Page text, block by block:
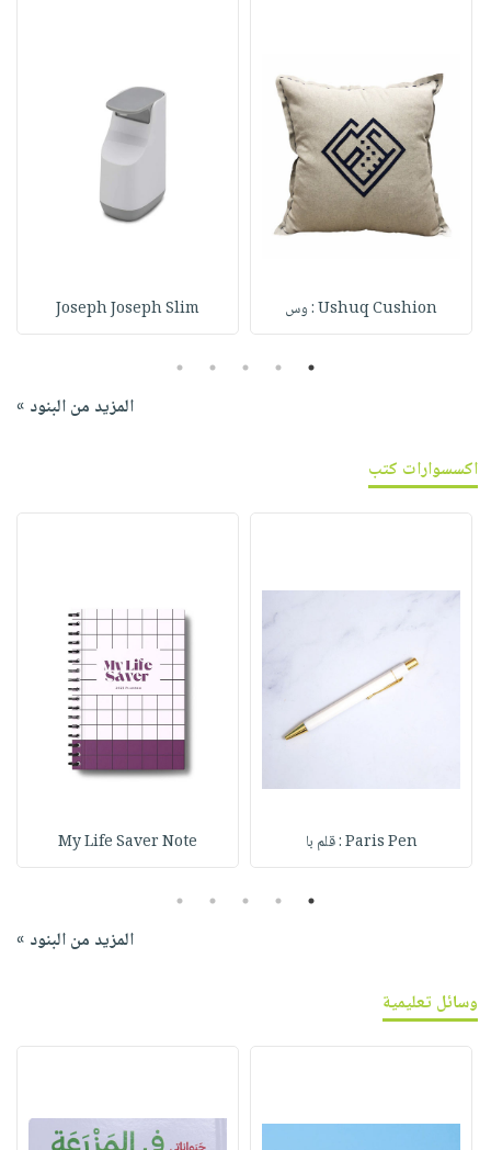
Ushuq Cushion : وس Joseph Joseph Slim
1
2
3
4
5
المزيد من البنود »
اكسسوارات كتب
Paris Pen : قلم با My Life Saver Note
1
2
3
4
5
المزيد من البنود »
وسائل تعليمية